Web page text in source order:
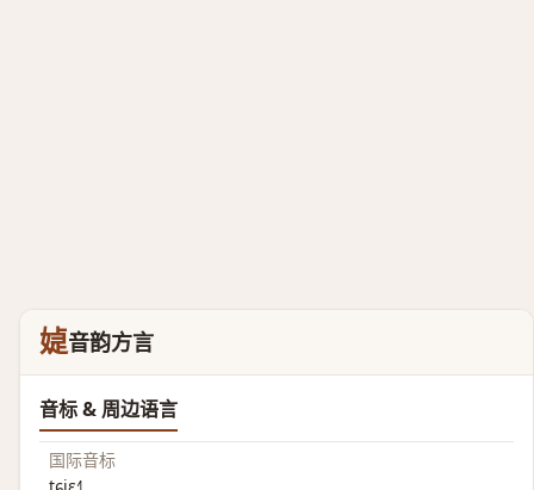
媫音韵方言
音标 & 周边语言
国际音标